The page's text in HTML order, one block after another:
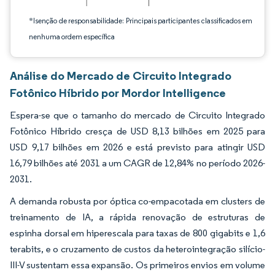
*Isenção de responsabilidade: Principais participantes classificados em
nenhuma ordem específica
Análise do Mercado de Circuito Integrado
Fotônico Híbrido por Mordor Intelligence
Espera-se que o tamanho do mercado de Circuito Integrado
Fotônico Híbrido cresça de USD 8,13 bilhões em 2025 para
USD 9,17 bilhões em 2026 e está previsto para atingir USD
16,79 bilhões até 2031 a um CAGR de 12,84% no período 2026-
2031.
A demanda robusta por óptica co-empacotada em clusters de
treinamento de IA, a rápida renovação de estruturas de
espinha dorsal em hiperescala para taxas de 800 gigabits e 1,6
terabits, e o cruzamento de custos da heterointegração silício-
III-V sustentam essa expansão. Os primeiros envios em volume